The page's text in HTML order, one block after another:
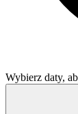
Wybierz daty,